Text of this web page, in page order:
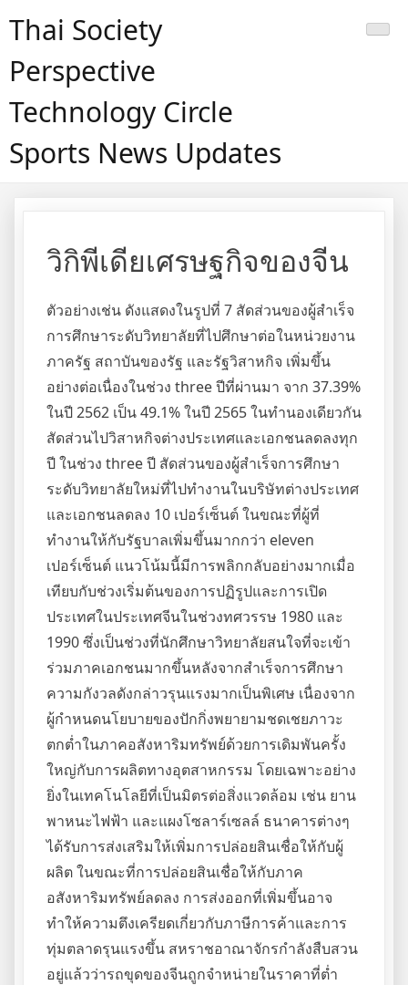
Thai Society
Perspective
Technology Circle
Sports News Updates
วิกิพีเดียเศรษฐกิจของจีน
ตัวอย่างเช่น ดังแสดงในรูปที่ 7 สัดส่วนของผู้สำเร็จ
การศึกษาระดับวิทยาลัยที่ไปศึกษาต่อในหน่วยงาน
ภาครัฐ สถาบันของรัฐ และรัฐวิสาหกิจ เพิ่มขึ้น
อย่างต่อเนื่องในช่วง three ปีที่ผ่านมา จาก 37.39%
ในปี 2562 เป็น 49.1% ในปี 2565 ในทำนองเดียวกัน
สัดส่วนไปวิสาหกิจต่างประเทศและเอกชนลดลงทุก
ปี ในช่วง three ปี สัดส่วนของผู้สำเร็จการศึกษา
ระดับวิทยาลัยใหม่ที่ไปทำงานในบริษัทต่างประเทศ
และเอกชนลดลง 10 เปอร์เซ็นต์ ในขณะที่ผู้ที่
ทำงานให้กับรัฐบาลเพิ่มขึ้นมากกว่า eleven
เปอร์เซ็นต์ แนวโน้มนี้มีการพลิกกลับอย่างมากเมื่อ
เทียบกับช่วงเริ่มต้นของการปฏิรูปและการเปิด
ประเทศในประเทศจีนในช่วงทศวรรษ 1980 และ
1990 ซึ่งเป็นช่วงที่นักศึกษาวิทยาลัยสนใจที่จะเข้า
ร่วมภาคเอกชนมากขึ้นหลังจากสำเร็จการศึกษา
ความกังวลดังกล่าวรุนแรงมากเป็นพิเศษ เนื่องจาก
ผู้กำหนดนโยบายของปักกิ่งพยายามชดเชยภาวะ
ตกต่ำในภาคอสังหาริมทรัพย์ด้วยการเดิมพันครั้ง
ใหญ่กับการผลิตทางอุตสาหกรรม โดยเฉพาะอย่าง
ยิ่งในเทคโนโลยีที่เป็นมิตรต่อสิ่งแวดล้อม เช่น ยาน
พาหนะไฟฟ้า และแผงโซลาร์เซลล์ ธนาคารต่างๆ
ได้รับการส่งเสริมให้เพิ่มการปล่อยสินเชื่อให้กับผู้
ผลิต ในขณะที่การปล่อยสินเชื่อให้กับภาค
อสังหาริมทรัพย์ลดลง การส่งออกที่เพิ่มขึ้นอาจ
ทำให้ความตึงเครียดเกี่ยวกับภาษีการค้าและการ
ทุ่มตลาดรุนแรงขึ้น สหราชอาณาจักรกำลังสืบสวน
อยู่แล้วว่ารถขุดของจีนถูกจำหน่ายในราคาที่ต่ำ